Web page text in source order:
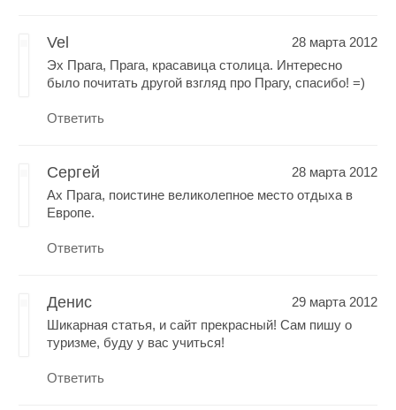
Vel
28 марта 2012
Эх Прага, Прага, красавица столица. Интересно
было почитать другой взгляд про Прагу, спасибо! =)
Ответить
Сергей
28 марта 2012
Ах Прага, поистине великолепное место отдыха в
Европе.
Ответить
Денис
29 марта 2012
Шикарная статья, и сайт прекрасный! Сам пишу о
туризме, буду у вас учиться!
Ответить